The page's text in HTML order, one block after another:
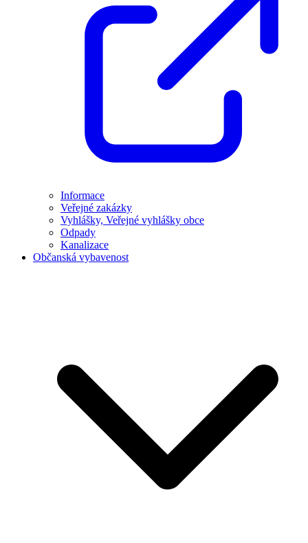
Informace
Veřejné zakázky
Vyhlášky, Veřejné vyhlášky obce
Odpady
Kanalizace
Občanská vybavenost